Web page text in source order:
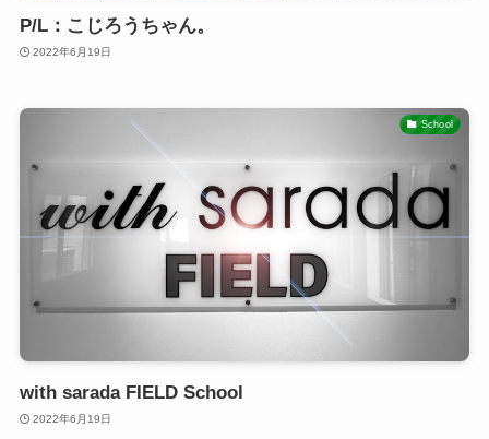
P/L：こじろうちゃん。
2022年6月19日
School
with sarada FIELD School
2022年6月19日